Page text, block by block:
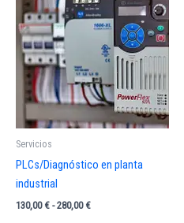
Servicios
PLCs/Diagnóstico en planta
industrial
130,00 € - 280,00 €Rango